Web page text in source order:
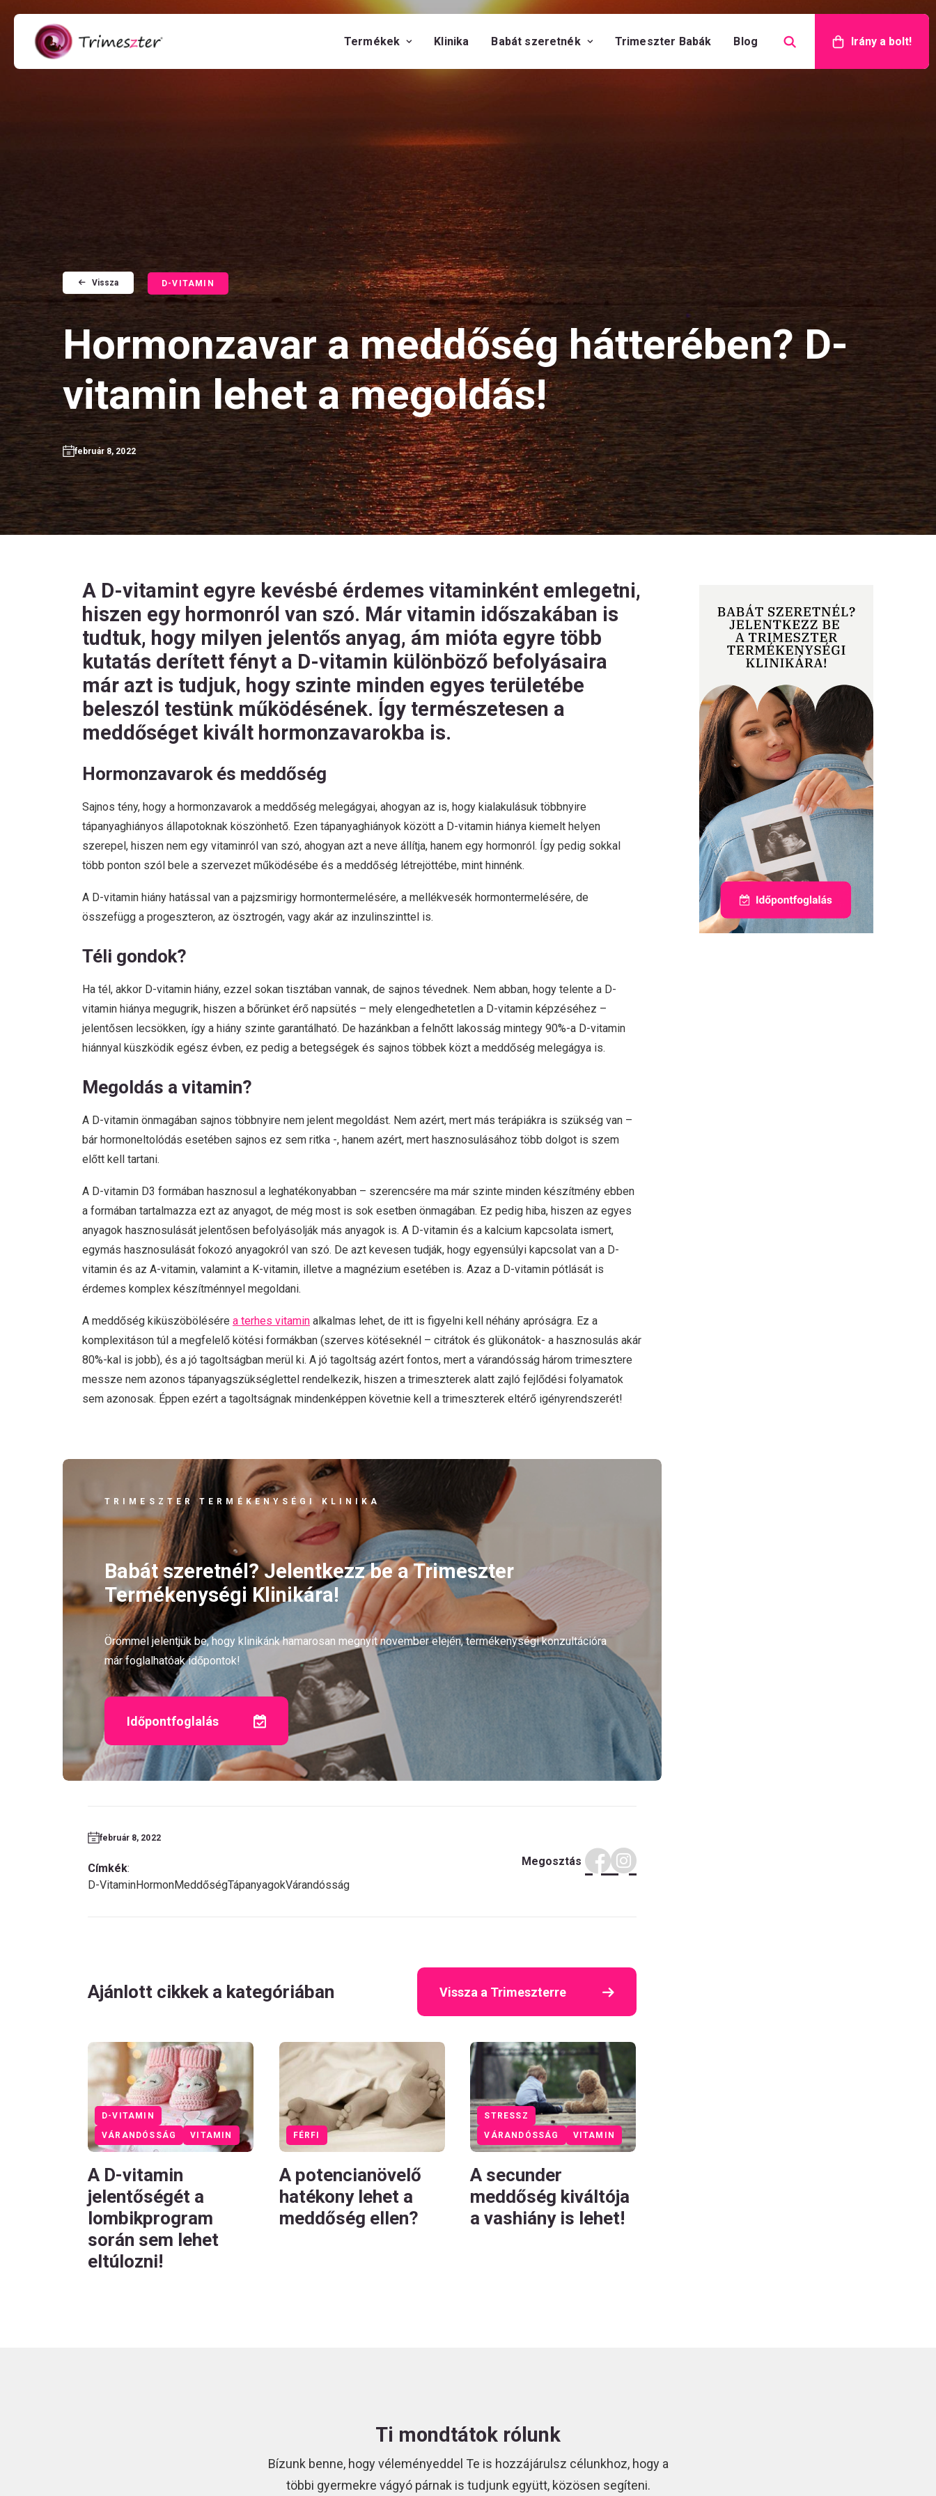
Termékek Klinika Babát szeretnék Trimeszter Babák Blog Irány a bolt!
Vissza D-VITAMIN
Hormonzavar a meddőség hátterében? D-
vitamin lehet a megoldás!
február 8, 2022
A D-vitamint egyre kevésbé érdemes vitaminként emlegetni,
hiszen egy hormonról van szó. Már vitamin időszakában is
tudtuk, hogy milyen jelentős anyag, ám mióta egyre több
kutatás derített fényt a D-vitamin különböző befolyásaira
már azt is tudjuk, hogy szinte minden egyes területébe
beleszól testünk működésének. Így természetesen a
meddőséget kivált hormonzavarokba is.
Hormonzavarok és meddőség
Sajnos tény, hogy a hormonzavarok a meddőség melegágyai, ahogyan az is, hogy kialakulásuk többnyire
tápanyaghiányos állapotoknak köszönhető. Ezen tápanyaghiányok között a D-vitamin hiánya kiemelt helyen
szerepel, hiszen nem egy vitaminról van szó, ahogyan azt a neve állítja, hanem egy hormonról. Így pedig sokkal
több ponton szól bele a szervezet működésébe és a meddőség létrejöttébe, mint hinnénk.
A D-vitamin hiány hatással van a pajzsmirigy hormontermelésére, a mellékvesék hormontermelésére, de
összefügg a progeszteron, az ösztrogén, vagy akár az inzulinszinttel is.
Téli gondok?
Ha tél, akkor D-vitamin hiány, ezzel sokan tisztában vannak, de sajnos tévednek. Nem abban, hogy telente a D-
vitamin hiánya megugrik, hiszen a bőrünket érő napsütés – mely elengedhetetlen a D-vitamin képzéséhez –
jelentősen lecsökken, így a hiány szinte garantálható. De hazánkban a felnőtt lakosság mintegy 90%-a D-vitamin
hiánnyal küszködik egész évben, ez pedig a betegségek és sajnos többek közt a meddőség melegágya is.
Megoldás a vitamin?
A D-vitamin önmagában sajnos többnyire nem jelent megoldást. Nem azért, mert más terápiákra is szükség van –
bár hormoneltolódás esetében sajnos ez sem ritka -, hanem azért, mert hasznosulásához több dolgot is szem
előtt kell tartani.
A D-vitamin D3 formában hasznosul a leghatékonyabban – szerencsére ma már szinte minden készítmény ebben
a formában tartalmazza ezt az anyagot, de még most is sok esetben önmagában. Ez pedig hiba, hiszen az egyes
anyagok hasznosulását jelentősen befolyásolják más anyagok is. A D-vitamin és a kalcium kapcsolata ismert,
egymás hasznosulását fokozó anyagokról van szó. De azt kevesen tudják, hogy egyensúlyi kapcsolat van a D-
vitamin és az A-vitamin, valamint a K-vitamin, illetve a magnézium esetében is. Azaz a D-vitamin pótlását is
érdemes komplex készítménnyel megoldani.
A meddőség kiküszöbölésére a terhes vitamin alkalmas lehet, de itt is figyelni kell néhány apróságra. Ez a
komplexitáson túl a megfelelő kötési formákban (szerves kötéseknél – citrátok és glükonátok- a hasznosulás akár
80%-kal is jobb), és a jó tagoltságban merül ki. A jó tagoltság azért fontos, mert a várandósság három trimesztere
messze nem azonos tápanyagszükséglettel rendelkezik, hiszen a trimeszterek alatt zajló fejlődési folyamatok
sem azonosak. Éppen ezért a tagoltságnak mindenképpen követnie kell a trimeszterek eltérő igényrendszerét!
TRIMESZTER TERMÉKENYSÉGI KLINIKA
Babát szeretnél? Jelentkezz be a Trimeszter
Termékenységi Klinikára!
Örömmel jelentjük be, hogy klinikánk hamarosan megnyit november elején, termékenységi konzultációra
már foglalhatóak időpontok!
Időpontfoglalás
február 8, 2022
Címkék:
D-VitaminHormonMeddőségTápanyagokVárandósság
Megosztás
Ajánlott cikkek a kategóriában Vissza a Trimeszterre
VÁRANDÓSSÁG VITAMIN
D-VITAMIN
A D-vitamin
jelentőségét a
lombikprogram
során sem lehet
eltúlozni!
FÉRFI
A potencianövelő
hatékony lehet a
meddőség ellen?
VÁRANDÓSSÁG VITAMIN
STRESSZ
A secunder
meddőség kiváltója
a vashiány is lehet!
Ti mondtátok rólunk
Bízunk benne, hogy véleményeddel Te is hozzájárulsz célunkhoz, hogy a
többi gyermekre vágyó párnak is tudjunk együtt, közösen segíteni.